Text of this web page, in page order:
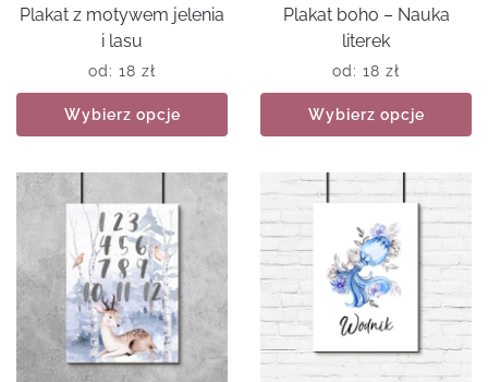
Plakat z motywem jelenia
i lasu
od: 18 zł
Wybierz opcje
Plakat boho – Nauka
literek
od: 18 zł
Wybierz opcje